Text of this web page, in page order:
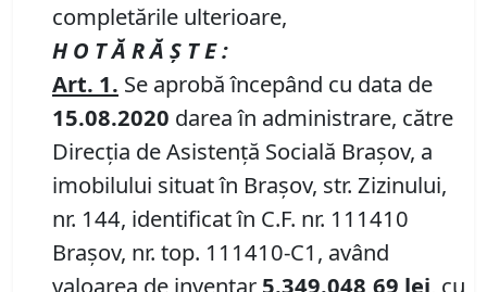
completările ulterioare,
H O T Ă R Ă Ş T E :
Art. 1. Se aprobă începând cu data de
15.08.2020 darea în administrare, către
Direcţia de Asistenţă Socială Braşov, a
imobilului situat în Braşov, str. Zizinului,
nr. 144, identificat în C.F. nr. 111410
Braşov, nr. top. 111410-C1, având
valoarea de inventar 5.349.048,69 lei, cu